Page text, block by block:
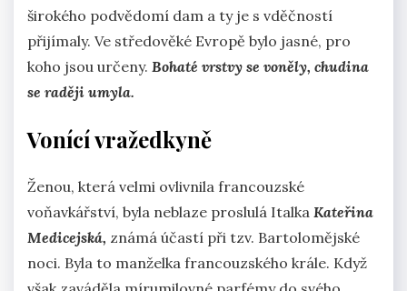
širokého podvědomí dam a ty je s vděčností
přijímaly. Ve středověké Evropě bylo jasné, pro
koho jsou určeny. Bohaté vrstvy se voněly, chudina
se raději umyla.
Vonící vražedkyně
Ženou, která velmi ovlivnila francouzské
voňavkářství, byla neblaze proslulá Italka Kateřina
Medicejská, známá účastí při tzv. Bartolomějské
noci. Byla to manželka francouzského krále. Když